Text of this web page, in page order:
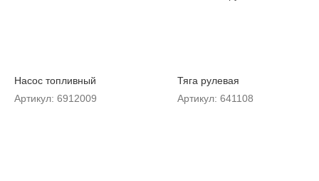
Насос топливный
Артикул: 6912009
Тяга рулевая
Артикул: 641108